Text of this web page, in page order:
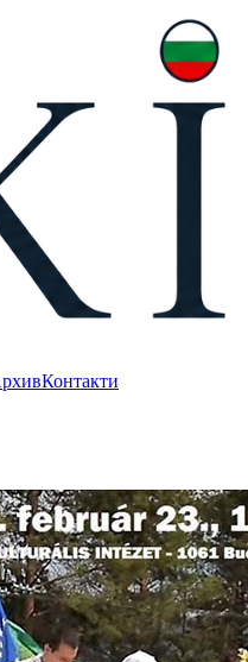
Контакти